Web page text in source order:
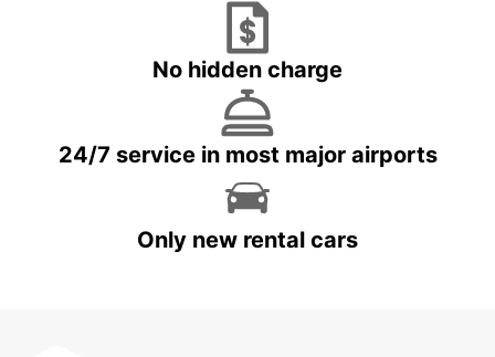
No hidden charge
24/7 service in most major airports
Only new rental cars